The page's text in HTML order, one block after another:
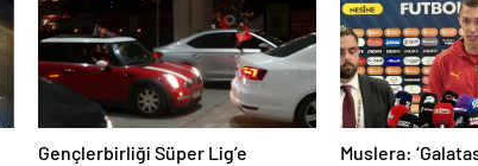
Gençlerbirliği Süper Lig’e
Muslera: